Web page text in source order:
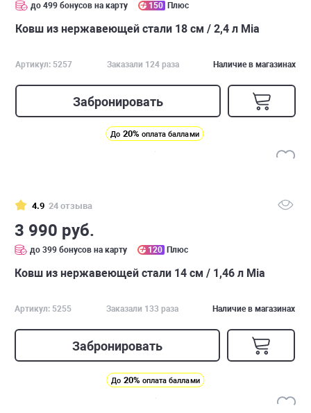
до 499 бонусов на карту 150 Плюс
Ковш из нержавеющей стали 18 см / 2,4 л Mia
Артикул: 5257 Заказали 124 раза Наличие в магазинах
Забронировать
До 20% оплата баллами
4.9 24 отзыва
3 990 руб.
до 399 бонусов на карту 120 Плюс
Ковш из нержавеющей стали 14 см / 1,46 л Mia
Артикул: 5255 Заказали 133 раза Наличие в магазинах
Забронировать
До 20% оплата баллами